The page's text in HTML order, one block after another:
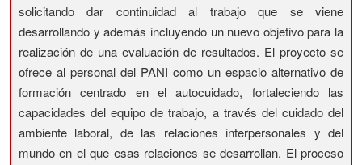
solicitando dar continuidad al trabajo que se viene
desarrollando y además incluyendo un nuevo objetivo para la
realización de una evaluación de resultados. El proyecto se
ofrece al personal del PANI como un espacio alternativo de
formación centrado en el autocuidado, fortaleciendo las
capacidades del equipo de trabajo, a través del cuidado del
ambiente laboral, de las relaciones interpersonales y del
mundo en el que esas relaciones se desarrollan. El proceso